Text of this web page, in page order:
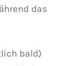
das
bald)